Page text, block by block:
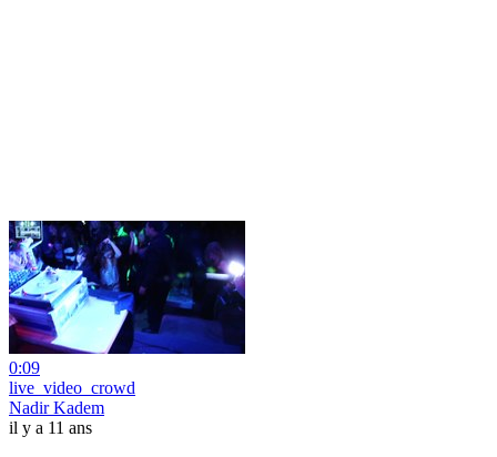
0:09
live_video_crowd
Nadir Kadem
il y a 11 ans